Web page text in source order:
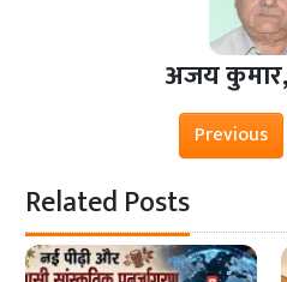
अजय
Previous
Related Posts